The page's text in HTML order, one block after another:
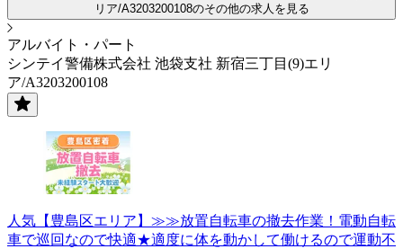
リア/A3203200108のその他の求人を見る
アルバイト・パート
シンテイ警備株式会社 池袋支社 新宿三丁目(9)エリ
ア/A3203200108
人気【豊島区エリア】≫≫放置自転車の撤去作業！電動自転
車で巡回なので快適★適度に体を動かして働けるので運動不